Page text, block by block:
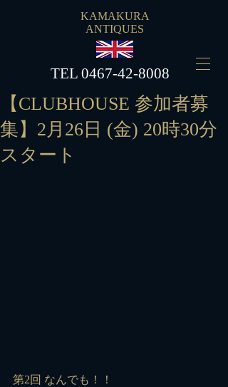
KAMAKURA
ANTIQUES
​TEL 0467-42-8008
【CLUBHOUSE 参加者募
集】2月26日 (金) 20時30分
スタート
第2回 なんでも！！